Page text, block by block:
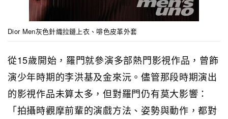
Dior Men灰色針織拉鏈上衣、啡色皮革外套
從15歲開始，羅門就參演多部熱門影視作品，曾飾
演少年時期的李洪基及金來沅。儘管那段時期演出
的影視作品未算太多，但對羅門仍有莫大影響：
「拍攝時觀摩前輩的演戲方法、姿勢與動作，都對